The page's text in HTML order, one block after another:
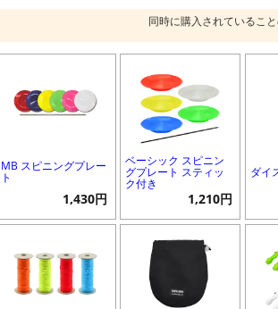
同時に購入されているこ
MB スピニングプレー
ト
1,430円
ベーシック スピニン
グプレート スティッ
ク付き
1,210円
ダイ